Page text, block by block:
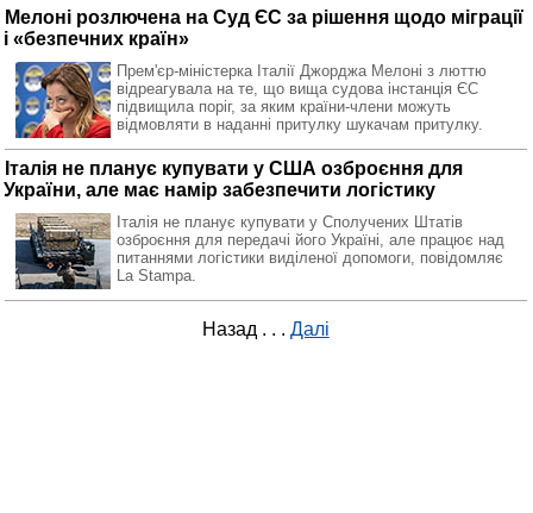
Мелоні розлючена на Суд ЄС за рішення щодо міграції
і «безпечних країн»
Прем'єр-міністерка Італії Джорджа Мелоні з люттю
відреагувала на те, що вища судова інстанція ЄС
підвищила поріг, за яким країни-члени можуть
відмовляти в наданні притулку шукачам притулку.
Італія не планує купувати у США озброєння для
України, але має намір забезпечити логістику
Італія не планує купувати у Сполучених Штатів
озброєння для передачі його Україні, але працює над
питаннями логістики виділеної допомоги, повідомляє
La Stampa.
Назад . . . Далі